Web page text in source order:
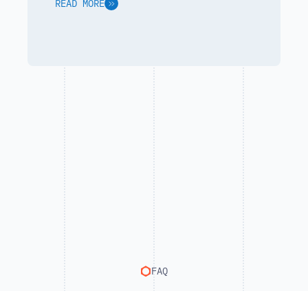
READ MORE
FAQ